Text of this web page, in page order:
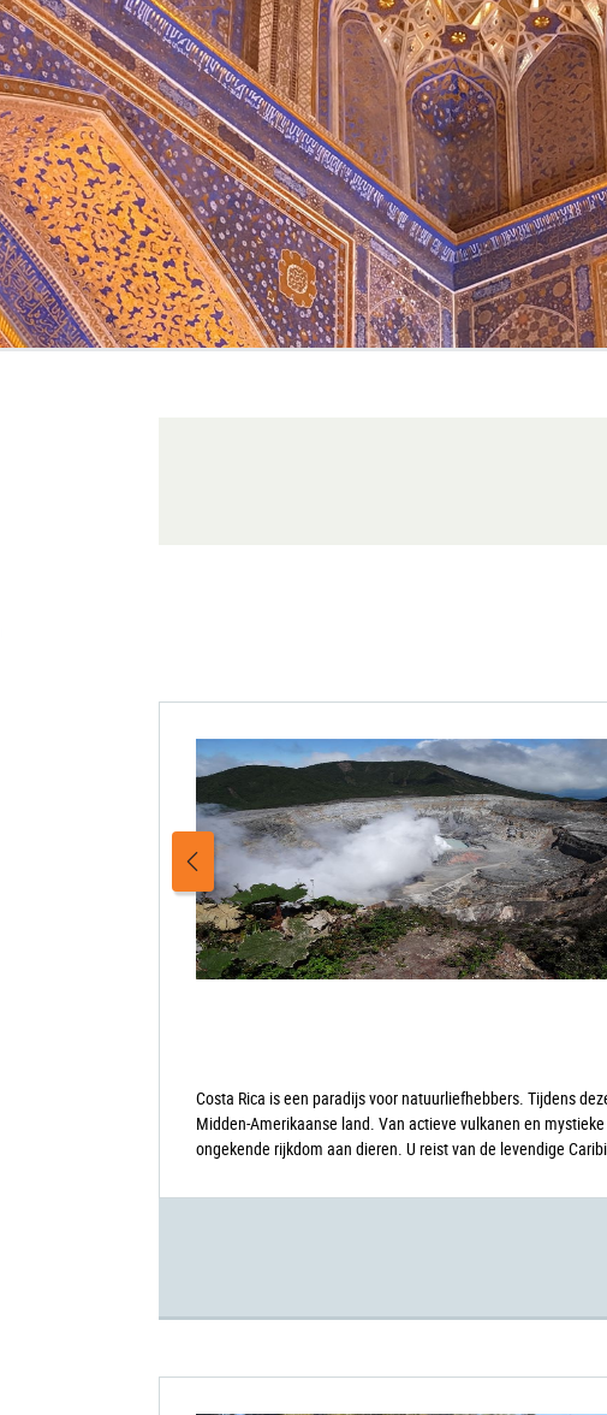
Costa Rica is een paradijs voor natuurliefhebbers. Tijdens
Midden-Amerikaanse land. Van actieve vulkanen en
ongekende rijkdom aan dieren. U reist van de levendige